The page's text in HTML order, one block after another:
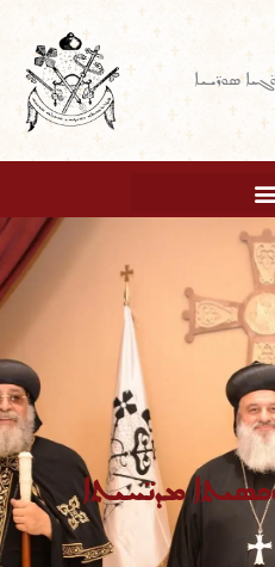
ܣܘܪ̈ܝܝܐ
ܡܕܢ̈ܚܝܬܐ